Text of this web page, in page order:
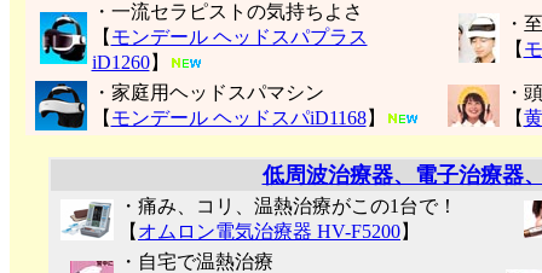
・一流セラピストの気持ちよさ
【 モンデール ヘッドスパプラス
iD1260】
・
【
・家庭用ヘッドスパマシン
【 モンデール ヘッドスパiD1168】
・
【
低周波治療器、電子治療器
・痛み、コリ、温熱治療がこの1台で！
【 オムロン電気治療器 HV-F5200】
・自宅で温熱治療